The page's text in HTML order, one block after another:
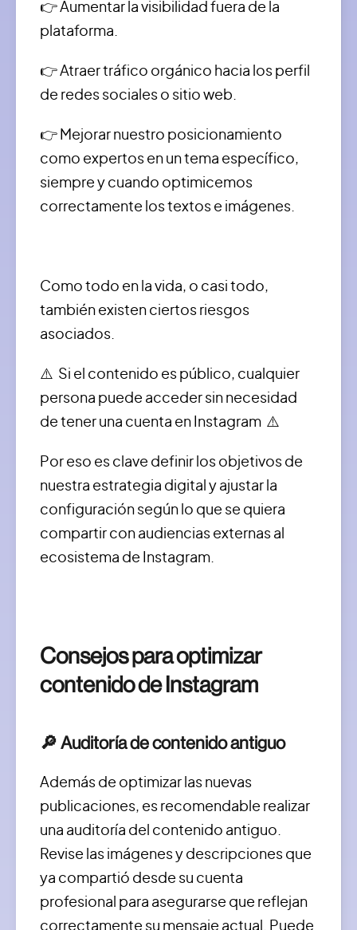
👉 Aumentar la visibilidad fuera de la
plataforma.
👉 Atraer tráfico orgánico hacia los perfil
de redes sociales o sitio web.
👉 Mejorar nuestro posicionamiento
como expertos en un tema específico,
siempre y cuando optimicemos
correctamente los textos e imágenes.
Como todo en la vida, o casi todo,
también existen ciertos riesgos
asociados.
⚠️ Si el contenido es público, cualquier
persona puede acceder sin necesidad
de tener una cuenta en Instagram ⚠️
Por eso es clave definir los objetivos de
nuestra estrategia digital y ajustar la
configuración según lo que se quiera
compartir con audiencias externas al
ecosistema de Instagram.
Consejos para optimizar
contenido de Instagram
🔎 Auditoría de contenido antiguo
Además de optimizar las nuevas
publicaciones, es recomendable realizar
una auditoría del contenido antiguo.
Revise las imágenes y descripciones que
ya compartió desde su cuenta
profesional para asegurarse que reflejan
correctamente su mensaje actual. Puede